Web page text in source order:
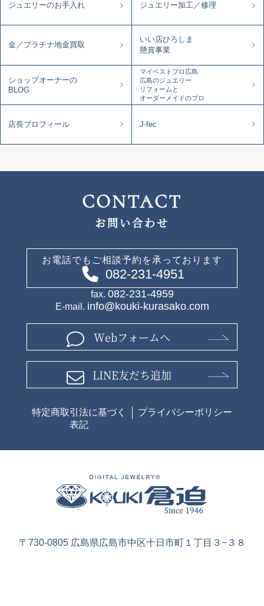
ジュエリーのお手入れ ジュエリー加工／修理
金／プラチナ地金買取
いい店ひろしま
懸賞事業
ショップオーナーの
BLOG
マイベストプロ広島
広島のジュエリー
リフォームと
オーダーメイドのプロ
店長プロフィール J-fec
CONTACT
お問い合わせ
お電話でもご相談予約を承っております
082-231-4951
fax. 082-231-4959
E-mail. info@kouki-kurasako.com
Webフォームへ
LINE友だち追加
特定商取引法に基づく
表記
プライバシーポリシー
〒730-0805 広島県広島市中区十日市町１丁目３−３８